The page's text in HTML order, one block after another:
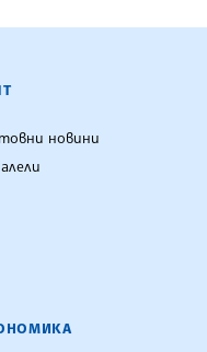
АГЕНЦИЯ
новини